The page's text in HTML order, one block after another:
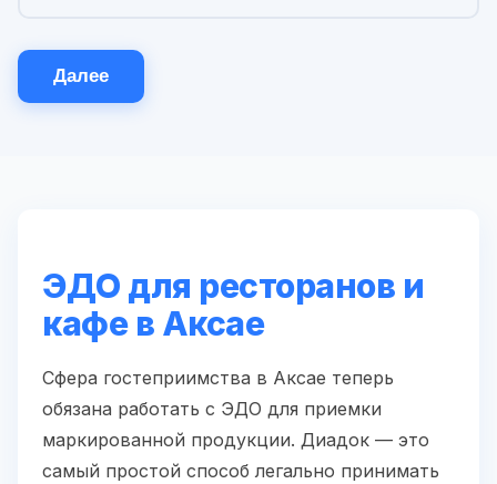
Далее
ЭДО для ресторанов и
кафе в Аксае
Сфера гостеприимства в Аксае теперь
обязана работать с ЭДО для приемки
маркированной продукции. Диадок — это
самый простой способ легально принимать